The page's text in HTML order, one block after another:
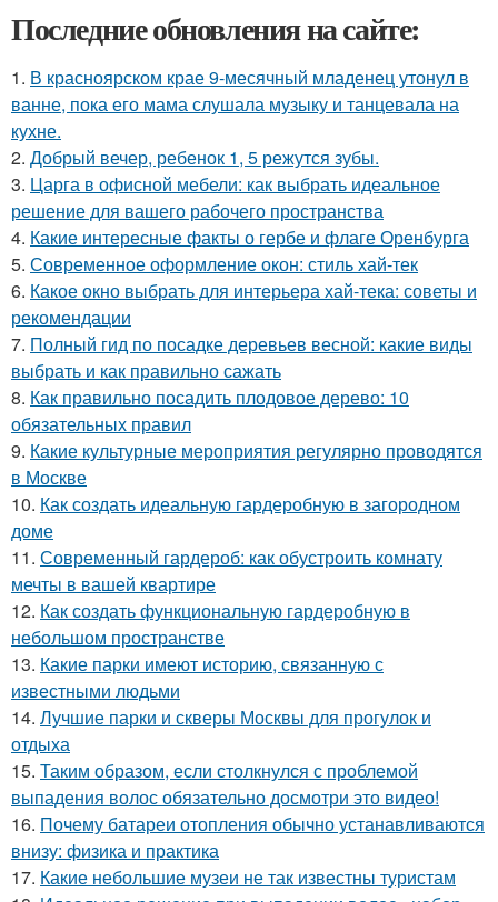
Последние обновления на сайте:
1. В красноярском крае 9-месячный младенец утонул в
ванне, пока его мама слушала музыку и танцевала на
кухне.
2. Добрый вечер, ребенок 1, 5 режутся зубы.
3. Царга в офисной мебели: как выбрать идеальное
решение для вашего рабочего пространства
4. Какие интересные факты о гербе и флаге Оренбурга
5. Современное оформление окон: стиль хай-тек
6. Какое окно выбрать для интерьера хай-тека: советы и
рекомендации
7. Полный гид по посадке деревьев весной: какие виды
выбрать и как правильно сажать
8. Как правильно посадить плодовое дерево: 10
обязательных правил
9. Какие культурные мероприятия регулярно проводятся
в Москве
10. Как создать идеальную гардеробную в загородном
доме
11. Современный гардероб: как обустроить комнату
мечты в вашей квартире
12. Как создать функциональную гардеробную в
небольшом пространстве
13. Какие парки имеют историю, связанную с
известными людьми
14. Лучшие парки и скверы Москвы для прогулок и
отдыха
15. Таким образом, если столкнулся с проблемой
выпадения волос обязательно досмотри это видео!
16. Почему батареи отопления обычно устанавливаются
внизу: физика и практика
17. Какие небольшие музеи не так известны туристам